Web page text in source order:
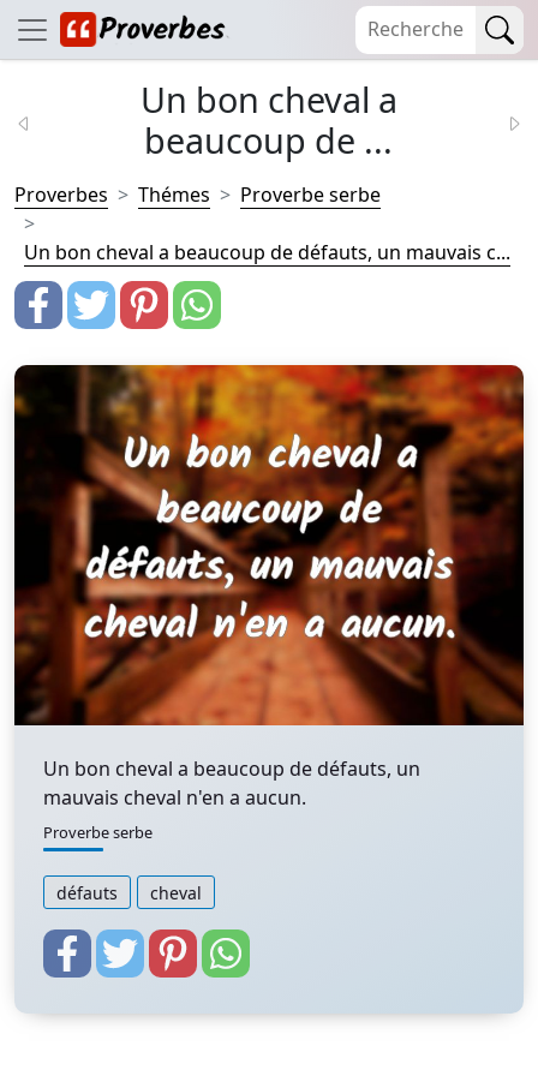
Un bon cheval a
beaucoup de ...
Proverbes Thémes Proverbe serbe
Un bon cheval a beaucoup de défauts, un mauvais c...
Un bon cheval a beaucoup de défauts, un
mauvais cheval n'en a aucun.
Proverbe serbe
défauts cheval